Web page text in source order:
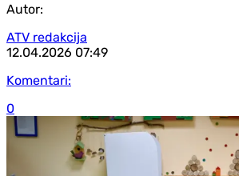
Autor:
ATV redakcija
12.04.2026 07:49
Komentari:
0